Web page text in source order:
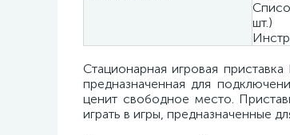
шт.)
Стационарная игровая
предназначенная для
ценит свободное место.
играть в игры, предназначенные